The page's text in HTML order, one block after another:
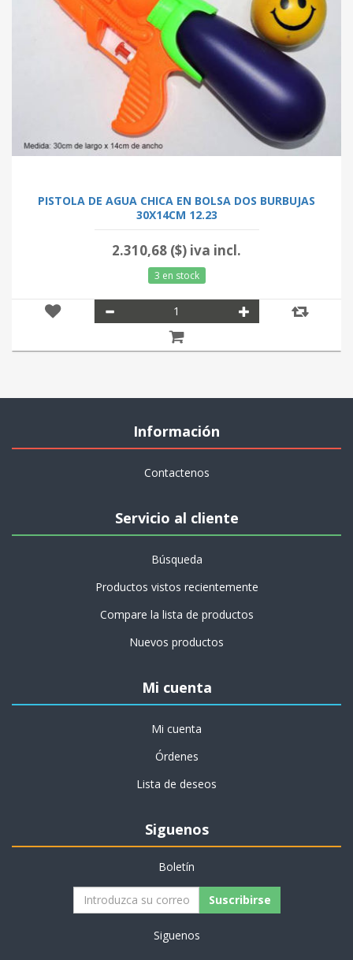
PISTOLA DE AGUA CHICA EN BOLSA DOS BURBUJAS
30X14CM 12.23
2.310,68 ($) iva incl.
3 en stock
Información
Contactenos
Servicio al cliente
Búsqueda
Productos vistos recientemente
Compare la lista de productos
Nuevos productos
Mi cuenta
Mi cuenta
Órdenes
Lista de deseos
Siguenos
Boletín
Siguenos